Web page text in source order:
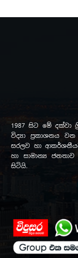
1987 සිට මේ
විද්‍යා ප්‍රකාශනය
සරලව හා
හා සාමාන්‍ය
සිටියි.